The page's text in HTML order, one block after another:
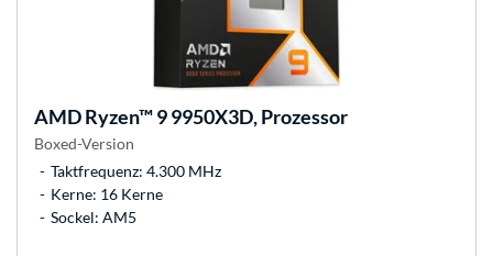
AMDRyzen™ 9 9950X3D, Prozessor
Boxed-Version
Taktfrequenz: 4.300 MHz
Kerne: 16 Kerne
Sockel: AM5